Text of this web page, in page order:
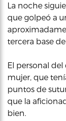
La noche
que golpeó a
tercera base
El personal
mujer, que
puntos de
que la
bien.